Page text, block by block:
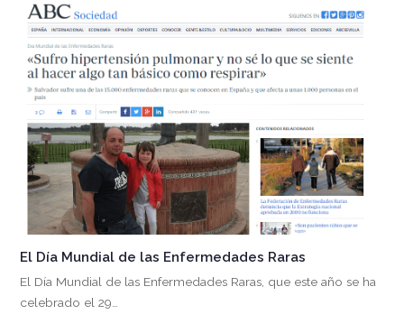
El Día Mundial de las Enfermedades Raras
El Día Mundial de las Enfermedades Raras, que este año se ha
celebrado el 29…